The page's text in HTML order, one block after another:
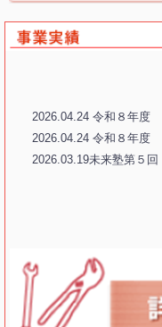
2026.04.24 令和８年度
2026.04.24 令和８年度
2026.03.19未来塾第５